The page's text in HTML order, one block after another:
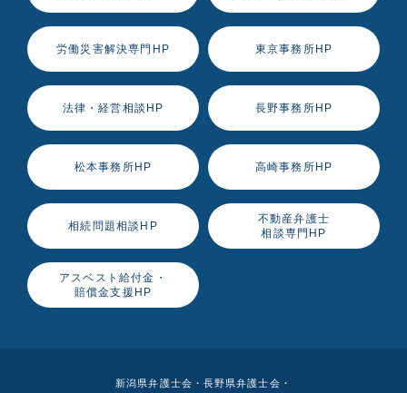
労働災害解決専門HP 東京事務所HP
法律・経営相談HP 長野事務所HP
松本事務所HP 高崎事務所HP
相続問題相談HP
不動産弁護士
相談専門HP
アスベスト給付金・
賠償金支援HP
新潟県弁護士会・長野県弁護士会・